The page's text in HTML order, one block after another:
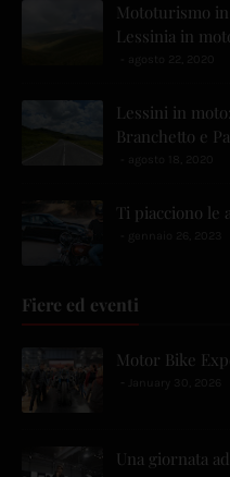
Mototurismo
Lessinia in
Lessini in
Branchetto e
Ti piacciono le
Fiere ed eventi
Motor Bike
Una giornata